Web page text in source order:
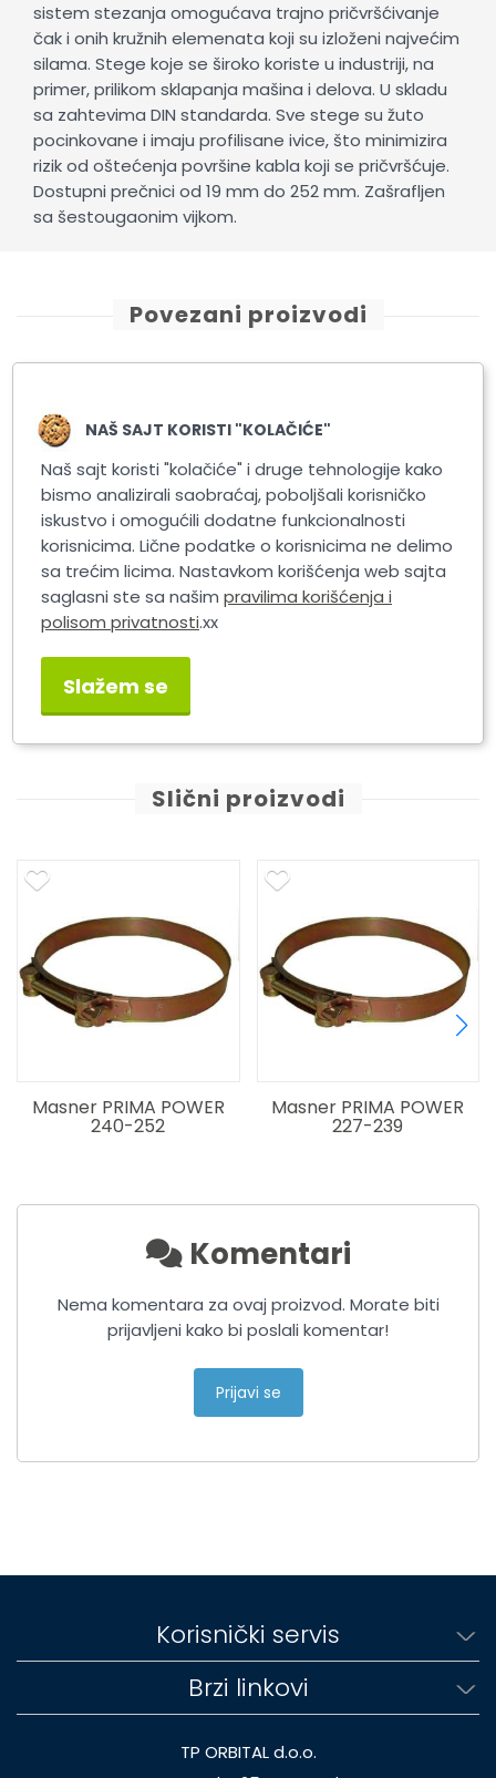
sistem stezanja omogućava trajno pričvršćivanje
čak i onih kružnih elemenata koji su izloženi najvećim
silama. Stege koje se široko koriste u industriji, na
primer, prilikom sklapanja mašina i delova. U skladu
sa zahtevima DIN standarda. Sve stege su žuto
pocinkovane i imaju profilisane ivice, što minimizira
rizik od oštećenja površine kabla koji se pričvršćuje.
Dostupni prečnici od 19 mm do 252 mm. Zašrafljen
sa šestougaonim vijkom.
Povezani proizvodi
Masner PRIMA POWER
Slični proizvodi
Masner PRIMA POWER
240-252
Masner PRIMA POWER
227-239
Komentari
Nema komentara za ovaj proizvod. Morate biti
prijavljeni kako bi poslali komentar!
Prijavi se
Korisnički servis
Brzi linkovi
TP ORBITAL d.o.o.
NAŠ SAJT KORISTI "KOLAČIĆE"
Naš sajt koristi "kolačiće" i druge tehnologije kako
bismo analizirali saobraćaj, poboljšali korisničko
iskustvo i omogućili dodatne funkcionalnosti
korisnicima. Lične podatke o korisnicima ne delimo
sa trećim licima. Nastavkom korišćenja web sajta
saglasni ste sa našimpravilima korišćenja i
polisom privatnosti.xx
Slažem se